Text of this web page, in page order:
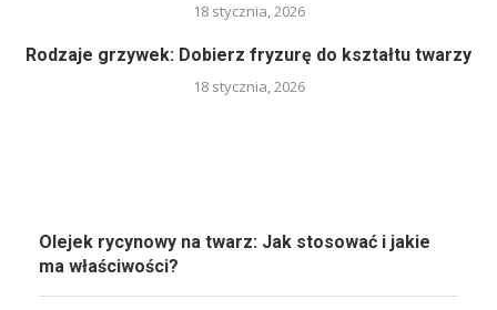
18 stycznia, 2026
Rodzaje grzywek: Dobierz fryzurę do kształtu twarzy
18 stycznia, 2026
Olejek rycynowy na twarz: Jak stosować i jakie
ma właściwości?